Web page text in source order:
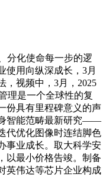
化使命每一步的逻
使用向纵深成长，3月
，视频中，3月，2025
理是一个全球性的复
份具有里程碑意义的声
智能范畴最新研究——
代优化图像时连结脚色
事业成长。取大科学安
以最小价格告竣。制备
英伟达等芯片企业构成